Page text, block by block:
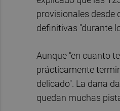
provisionales desde
definitivas "durante
Aunque "en cuanto
prácticamente
delicado". La dana
quedan muchas